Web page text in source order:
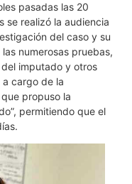
pasadas las 20
se realizó la audiencia
del caso y su
numerosas pruebas,
imputado y otros
cargo de la
propuso la
permitiendo que el